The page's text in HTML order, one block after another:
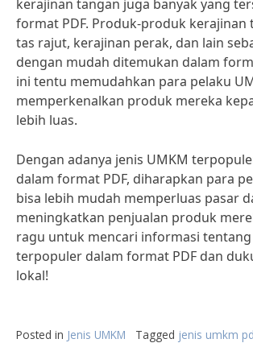
kerajinan tangan juga banyak yang
format PDF. Produk-produk kerajinan
tas rajut, kerajinan perak, dan lain
dengan mudah ditemukan dalam
ini tentu memudahkan para pelaku
memperkenalkan produk mereka
lebih luas.
Dengan adanya jenis UMKM
dalam format PDF, diharapkan para
bisa lebih mudah memperluas pasar
meningkatkan penjualan produk
ragu untuk mencari informasi tentang
terpopuler dalam format PDF dan
lokal!
Posted in Jenis UMKM Tagged jenis umkm